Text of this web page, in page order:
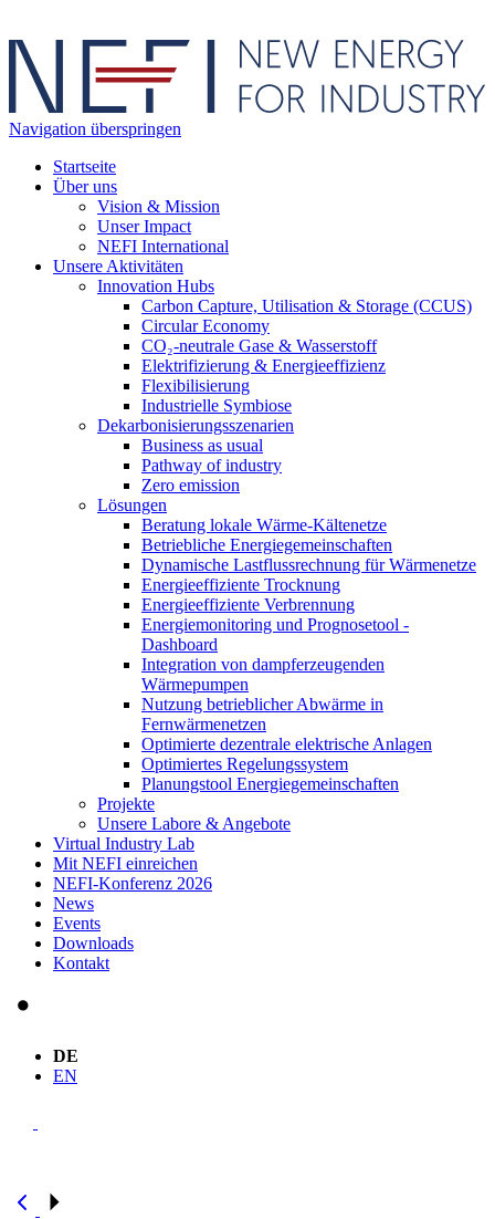
Navigation überspringen
Startseite
Über uns
Vision & Mission
Unser Impact
NEFI International
Unsere Aktivitäten
Innovation Hubs
Carbon Capture, Utilisation & Storage (CCUS)
Circular Economy
CO₂-neutrale Gase & Wasserstoff
Elektrifizierung & Energieeffizienz
Flexibilisierung
Industrielle Symbiose
Dekarbonisierungs­szenarien
Business as usual
Pathway of industry
Zero emission
Lösungen
Beratung lokale Wärme-Kältenetze
Betriebliche Energiegemeinschaften
Dynamische Lastflussrechnung für Wärmenetze
Energieeffiziente Trocknung
Energieeffiziente Verbrennung
Energiemonitoring und Prognosetool -
Dashboard
Integration von dampferzeugenden
Wärmepumpen
Nutzung betrieblicher Abwärme in
Fernwärmenetzen
Optimierte dezentrale elektrische Anlagen
Optimiertes Regelungssystem
Planungstool Energiegemeinschaften
Projekte
Unsere Labore & Angebote
Virtual Industry Lab
Mit NEFI einreichen
NEFI-Konferenz 2026
News
Events
Downloads
Kontakt
DE
EN